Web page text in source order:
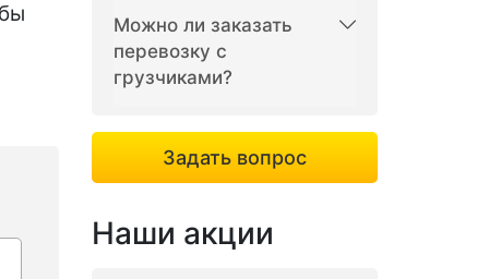
Можно ли заказать
перевозку с
грузчиками?
Задать вопрос
Наши акции